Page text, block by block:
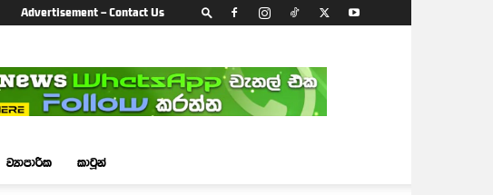
Advertisement – Contact Us
ව්‍යාපාරික කාටූන්